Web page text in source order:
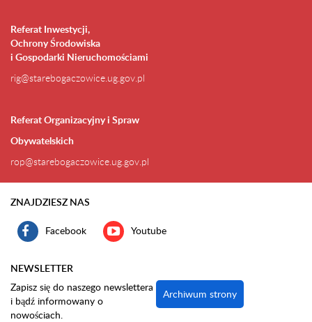
Referat Inwestycji,
Ochrony Środowiska
i Gospodarki Nieruchomościami
rig@starebogaczowice.ug.gov.pl
Referat Organizacyjny i Spraw
Obywatelskich
rop@starebogaczowice.ug.gov.pl
ZNAJDZIESZ NAS
Facebook Youtube
NEWSLETTER
Zapisz się do naszego newslettera
i bądź informowany o
nowościach.
Archiwum strony